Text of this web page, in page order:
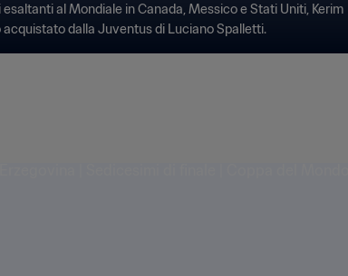
al Mondiale in Canada, Messico e Stati Uniti, Kerim
dalla Juventus di Luciano Spalletti.